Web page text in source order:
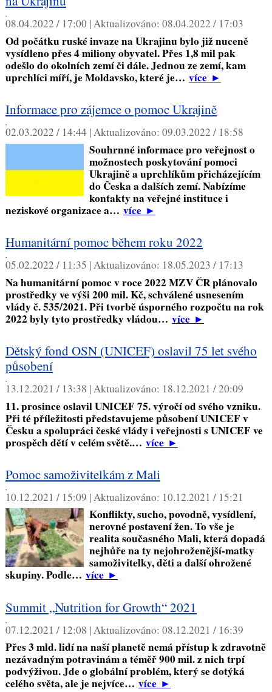
,
08.04.2022 / 17:00 |Aktualizováno: 08.04.2022 / 17:03
Od počátku ruské invaze na Ukrajinu bylo již nuceně
vysídleno přes 4 miliony obyvatel. Přes 1,8 mil pak
odešlo do okolních zemí či dále. Jednou ze zemí, kam
uprchlíci míří, je Moldavsko, které je… více►
Informace pro zájemce o pomoc Ukrajině
,
02.03.2022 / 14:44 |Aktualizováno: 09.03.2022 / 18:58
Souhrnné informace pro veřejnost o
možnostech poskytování pomoci
Ukrajině a uprchlíkům přicházejícím
do Česka a dalších zemí. Nabízíme
kontakty na veřejné instituce i
neziskové organizace a… více►
Humanitární pomoc během roku 2022
,
05.02.2022 / 11:35 |Aktualizováno: 18.05.2023 / 17:13
Na humanitární pomoc v roce 2022 MZV ČR plánovalo
prostředky ve výši 200 mil. Kč, schválené usnesením
vlády č. 535/2021. Při tvorbě úsporného rozpočtu na rok
2022 byly tyto prostředky vládou… více►
Dětský fond OSN (UNICEF) oslavil 75 let svého
působení
,
13.12.2021 / 13:38 |Aktualizováno: 18.12.2021 / 20:09
11. prosince oslavil UNICEF 75. výročí od svého vzniku.
Při té příležitosti představujeme působení UNICEF v
Česku a spolupráci české vlády i veřejnosti s UNICEF ve
prospěch dětí v celém světě.… více►
Pomoc samoživitelkám z Mali
,
10.12.2021 / 15:09 |Aktualizováno: 10.12.2021 / 15:21
Konflikty, sucho, povodně, vysídlení,
nerovné postavení žen. To vše je
realita současného Mali, která dopadá
nejhůře na ty nejohroženější-matky
samoživitelky, děti a další ohrožené
skupiny. Podle… více►
Summit „Nutrition for Growth“ 2021
,
07.12.2021 / 12:08 |Aktualizováno: 08.12.2021 / 16:39
Přes 3 mld. lidí na naší planetě nemá přístup k zdravotně
nezávadným potravinám a téměř 900 mil. z nich trpí
podvýživou. Jde o globální problém, který se dotýká
celého světa, ale je nejvíce… více►